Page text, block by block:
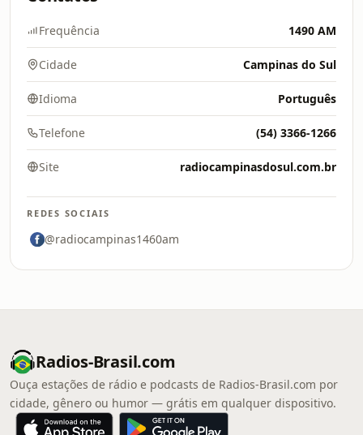
Frequência 1490 AM
Cidade Campinas do Sul
Idioma Português
Telefone (54) 3366-1266
Site radiocampinasdosul.com.br
REDES SOCIAIS
@radiocampinas1460am
Radios-Brasil.com
Ouça estações de rádio e podcasts de Radios-Brasil.com por
cidade, gênero ou humor — grátis em qualquer dispositivo.